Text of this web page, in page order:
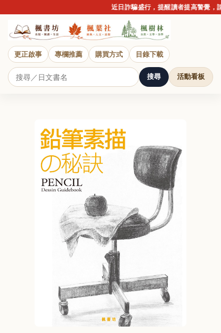
近日詐騙盛行，提醒讀者提高警覺，請
更正啟事 專欄推薦 購買方式 目錄下載
搜尋 活動看板